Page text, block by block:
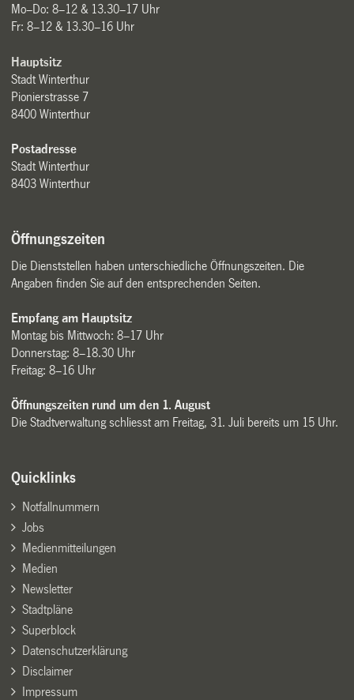
Mo–Do: 8–12 & 13.30–17 Uhr
Fr: 8–12 & 13.30–16 Uhr
Hauptsitz
Stadt Winterthur
Pionierstrasse 7
8400 Winterthur
Postadresse
Stadt Winterthur
8403 Winterthur
Öffnungszeiten
Die Dienststellen haben unterschiedliche Öffnungszeiten. Die
Angaben finden Sie auf den entsprechenden Seiten.
Empfang am Hauptsitz
Montag bis Mittwoch: 8–17 Uhr
Donnerstag: 8–18.30 Uhr
Freitag: 8–16 Uhr
Öffnungszeiten rund um den 1. August
Die Stadtverwaltung schliesst am Freitag, 31. Juli bereits um 15 Uhr.
Quicklinks
Notfallnummern
Jobs
Medienmitteilungen
Medien
Newsletter
Stadtpläne
Superblock
Datenschutzerklärung
Disclaimer
Impressum